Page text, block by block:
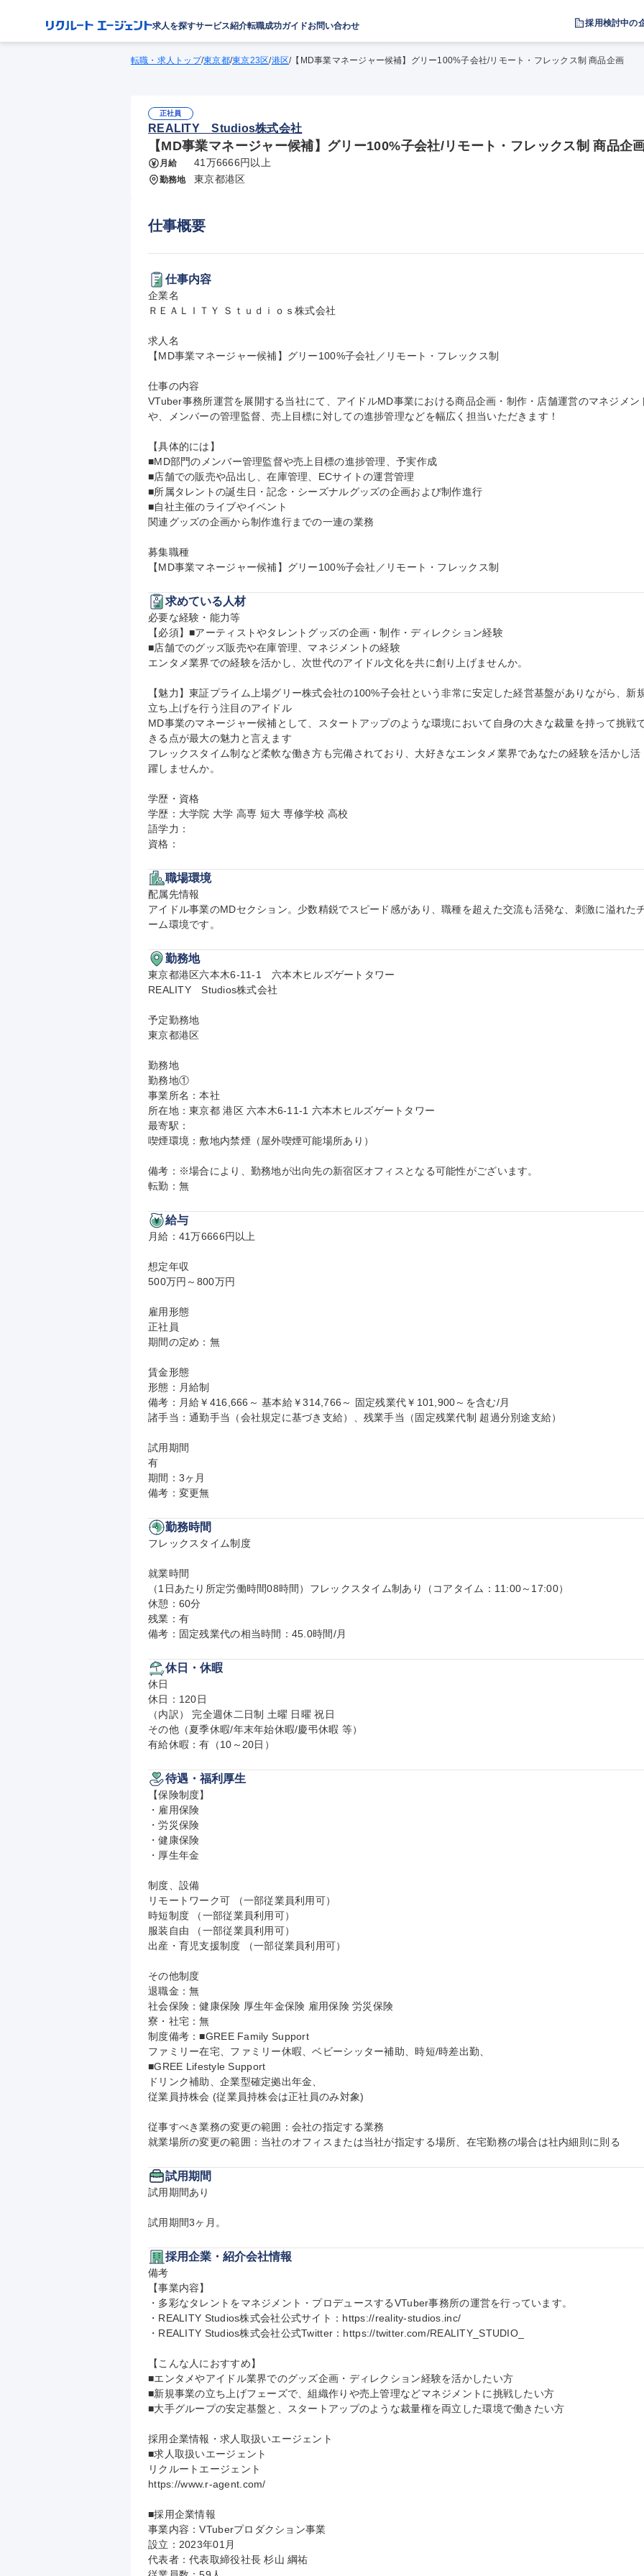
求人を探すサービス紹介転職成功ガイドお問い合わせ 採用検討中の
転職・求人トップ/東京都/東京23区/港区/【MD事業マネージャー候補】グリー100%子会社/リモート・フレックス制 商品企画
正社員
REALITY Studios株式会社
【MD事業マネージャー候補】グリー100%子会社/リモート・フレックス制 商品企
月給 41万6666円以上
勤務地 東京都港区
仕事概要
仕事内容
企業名
ＲＥＡＬＩＴＹ Ｓｔｕｄｉｏｓ株式会社
求人名
【MD事業マネージャー候補】グリー100%子会社／リモート・フレックス制
仕事の内容
VTuber事務所運営を展開する当社にて、アイドルMD事業における商品企画・制作・店舗運営のマネジメン
や、メンバーの管理監督、売上目標に対しての進捗管理などを幅広く担当いただきます！
【具体的には】
■MD部門のメンバー管理監督や売上目標の進捗管理、予実作成
■店舗での販売や品出し、在庫管理、ECサイトの運営管理
■所属タレントの誕生日・記念・シーズナルグッズの企画および制作進行
■自社主催のライブやイベント
関連グッズの企画から制作進行までの一連の業務
募集職種
【MD事業マネージャー候補】グリー100%子会社／リモート・フレックス制
求めている人材
必要な経験・能力等
【必須】■アーティストやタレントグッズの企画・制作・ディレクション経験
■店舗でのグッズ販売や在庫管理、マネジメントの経験
エンタメ業界での経験を活かし、次世代のアイドル文化を共に創り上げませんか。
【魅力】東証プライム上場グリー株式会社の100%子会社という非常に安定した経営基盤がありながら、新
立ち上げを行う注目のアイドル
MD事業のマネージャー候補として、スタートアップのような環境において自身の大きな裁量を持って挑戦
きる点が最大の魅力と言えます
フレックスタイム制など柔軟な働き方も完備されており、大好きなエンタメ業界であなたの経験を活かし活
躍しませんか。
学歴・資格
学歴：大学院 大学 高専 短大 専修学校 高校
語学力：
資格：
職場環境
配属先情報
アイドル事業のMDセクション。少数精鋭でスピード感があり、職種を超えた交流も活発な、刺激に溢れた
ーム環境です。
勤務地
東京都港区六本木6-11-1　六本木ヒルズゲートタワー
REALITY　Studios株式会社
予定勤務地
東京都港区
勤務地
勤務地①
事業所名：本社
所在地：東京都 港区 六本木6-11-1 六本木ヒルズゲートタワー
最寄駅：
喫煙環境：敷地内禁煙（屋外喫煙可能場所あり）
備考：※場合により、勤務地が出向先の新宿区オフィスとなる可能性がございます。
転勤：無
給与
月給：41万6666円以上
想定年収
500万円～800万円
雇用形態
正社員
期間の定め：無
賃金形態
形態：月給制
備考：月給￥416,666～ 基本給￥314,766～ 固定残業代￥101,900～を含む/月
諸手当：通勤手当（会社規定に基づき支給）、残業手当（固定残業代制 超過分別途支給）
試用期間
有
期間：3ヶ月
備考：変更無
勤務時間
フレックスタイム制度
就業時間
（1日あたり所定労働時間08時間）フレックスタイム制あり（コアタイム：11:00～17:00）
休憩：60分
残業：有
備考：固定残業代の相当時間：45.0時間/月
休日・休暇
休日
休日：120日
（内訳） 完全週休二日制 土曜 日曜 祝日
その他（夏季休暇/年末年始休暇/慶弔休暇 等）
有給休暇：有（10～20日）
待遇・福利厚生
【保険制度】
・雇用保険
・労災保険
・健康保険
・厚生年金
制度、設備
リモートワーク可 （一部従業員利用可）
時短制度 （一部従業員利用可）
服装自由 （一部従業員利用可）
出産・育児支援制度 （一部従業員利用可）
その他制度
退職金：無
社会保険：健康保険 厚生年金保険 雇用保険 労災保険
寮・社宅：無
制度備考：■GREE Family Support
ファミリー在宅、ファミリー休暇、ベビーシッター補助、時短/時差出勤、
■GREE Lifestyle Support
ドリンク補助、企業型確定拠出年金、
従業員持株会 (従業員持株会は正社員のみ対象)
従事すべき業務の変更の範囲：会社の指定する業務
就業場所の変更の範囲：当社のオフィスまたは当社が指定する場所、在宅勤務の場合は社内細則に則る
試用期間
試用期間あり
試用期間3ヶ月。
採用企業・紹介会社情報
備考
【事業内容】
・多彩なタレントをマネジメント・プロデュースするVTuber事務所の運営を行っています。
・REALITY Studios株式会社公式サイト：https://reality-studios.inc/
・REALITY Studios株式会社公式Twitter：https://twitter.com/REALITY_STUDIO_
【こんな人におすすめ】
■エンタメやアイドル業界でのグッズ企画・ディレクション経験を活かしたい方
■新規事業の立ち上げフェーズで、組織作りや売上管理などマネジメントに挑戦したい方
■大手グループの安定基盤と、スタートアップのような裁量権を両立した環境で働きたい方
採用企業情報・求人取扱いエージェント
■求人取扱いエージェント
リクルートエージェント
https://www.r-agent.com/
■採用企業情報
事業内容：VTuberプロダクション事業
設立：2023年01月
代表者：代表取締役社長 杉山 綱祐